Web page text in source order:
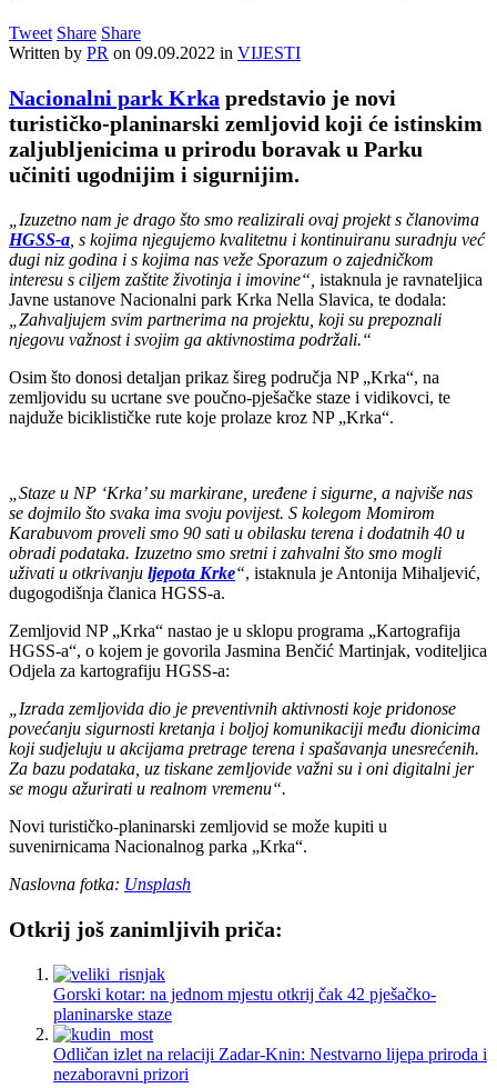
Tweet Share Share
Written by PR on 09.09.2022 in VIJESTI
Nacionalni park Krka predstavio je novi
turističko-planinarski zemljovid koji će istinskim
zaljubljenicima u prirodu boravak u Parku
učiniti ugodnijim i sigurnijim.
„Izuzetno nam je drago što smo realizirali ovaj projekt s članovima
HGSS-a , s kojima njegujemo kvalitetnu i kontinuiranu suradnju već
dugi niz godina i s kojima nas veže Sporazum o zajedničkom
interesu s ciljem zaštite životinja i imovine“, istaknula je ravnateljica
Javne ustanove Nacionalni park Krka Nella Slavica, te dodala:
„Zahvaljujem svim partnerima na projektu, koji su prepoznali
njegovu važnost i svojim ga aktivnostima podržali.“
Osim što donosi detaljan prikaz šireg područja NP „Krka“, na
zemljovidu su ucrtane sve poučno-pješačke staze i vidikovci, te
najduže biciklističke rute koje prolaze kroz NP „Krka“.
„Staze u NP ‘Krka’ su markirane, uređene i sigurne, a najviše nas
se dojmilo što svaka ima svoju povijest. S kolegom Momirom
Karabuvom proveli smo 90 sati u obilasku terena i dodatnih 40 u
obradi podataka. Izuzetno smo sretni i zahvalni što smo mogli
uživati u otkrivanju ljepota Krke“, istaknula je Antonija Mihaljević,
dugogodišnja članica HGSS-a.
Zemljovid NP „Krka“ nastao je u sklopu programa „Kartografija
HGSS-a“, o kojem je govorila Jasmina Benčić Martinjak, voditeljica
Odjela za kartografiju HGSS-a:
„Izrada zemljovida dio je preventivnih aktivnosti koje pridonose
povećanju sigurnosti kretanja i boljoj komunikaciji među dionicima
koji sudjeluju u akcijama pretrage terena i spašavanja unesrećenih.
Za bazu podataka, uz tiskane zemljovide važni su i oni digitalni jer
se mogu ažurirati u realnom vremenu“.
Novi turističko-planinarski zemljovid se može kupiti u
suvenirnicama Nacionalnog parka „Krka“.
Naslovna fotka: Unsplash
Otkrij još zanimljivih priča:
Gorski kotar: na jednom mjestu otkrij čak 42 pješačko-
planinarske staze
Odličan izlet na relaciji Zadar-Knin: Nestvarno lijepa priroda i
nezaboravni prizori